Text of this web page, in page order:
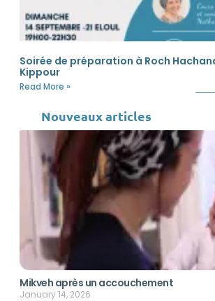
Soirée de préparation à Roch
Kippour
Read More »
Nouveaux articles
Mikveh après un accouchement
January 14, 2026